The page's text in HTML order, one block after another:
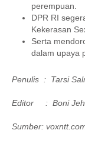
perempuan.
DPR RI
Kekerasan
Serta
dalam upaya
Penulis : Tarsi
Editor : Boni
Sumber: